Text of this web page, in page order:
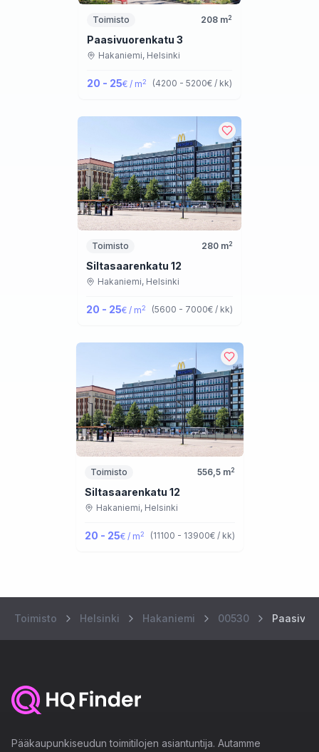
Toimisto 208 m2
Paasivuorenkatu 3
Hakaniemi, Helsinki
20 - 25€ / m2 (4200 - 5200€ / kk)
Toimisto 280 m2
Siltasaarenkatu 12
Hakaniemi, Helsinki
20 - 25€ / m2 (5600 - 7000€ / kk)
Toimisto 556,5m2
Siltasaarenkatu 12
Hakaniemi, Helsinki
20 - 25€ / m2 (11100 - 13900€ / kk)
Toimisto Helsinki Hakaniemi 00530
Pääkaupunkiseudun toimitilojen asiantuntija. Autamme